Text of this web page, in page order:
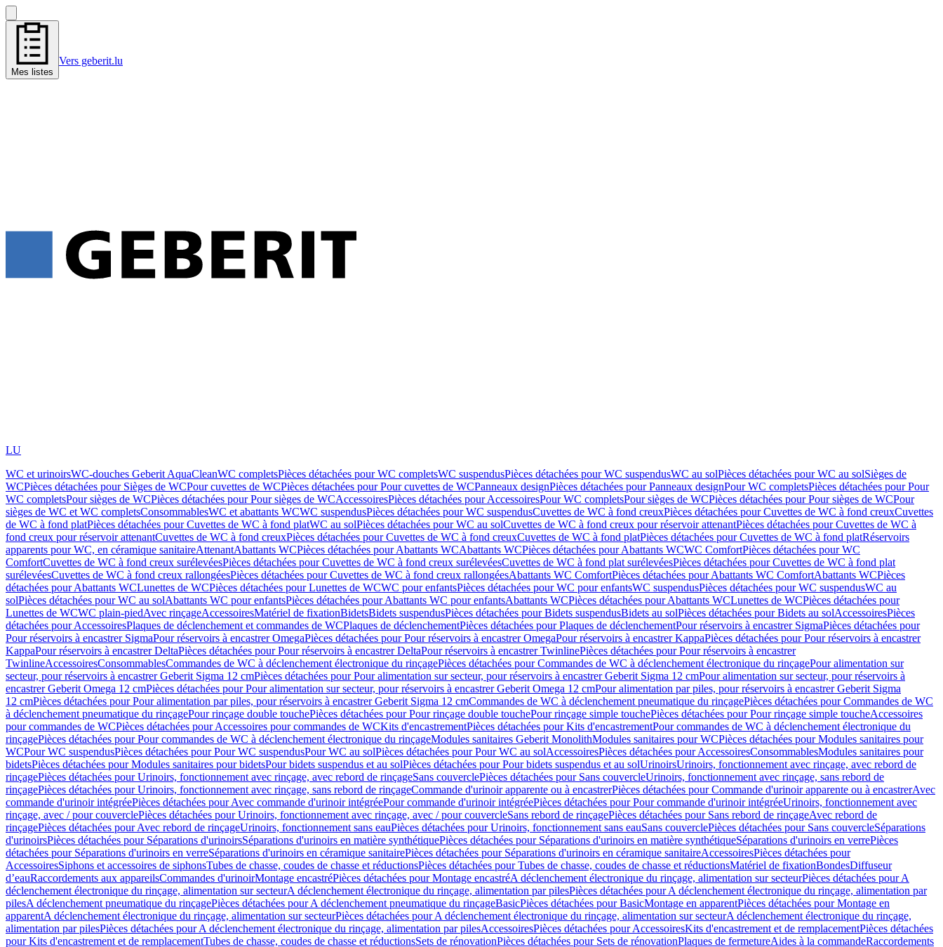
Mes listes
Vers geberit.lu
LU
WC et urinoirsWC-douches Geberit AquaCleanWC completsPièces détachées pour WC completsWC suspendusPièces détachées pour WC suspendusWC au solPièces détachées pour WC au solSièges de
WCPièces détachées pour Sièges de WCPour cuvettes de WCPièces détachées pour Pour cuvettes de WCPanneaux designPièces détachées pour Panneaux designPour WC completsPièces détachées pour Pour
WC completsPour sièges de WCPièces détachées pour Pour sièges de WCAccessoiresPièces détachées pour AccessoiresPour WC completsPour sièges de WCPièces détachées pour Pour sièges de WCPour
sièges de WC et WC completsConsommablesWC et abattants WCWC suspendusPièces détachées pour WC suspendusCuvettes de WC à fond creuxPièces détachées pour Cuvettes de WC à fond creuxCuvettes
de WC à fond platPièces détachées pour Cuvettes de WC à fond platWC au solPièces détachées pour WC au solCuvettes de WC à fond creux pour réservoir attenantPièces détachées pour Cuvettes de WC à
fond creux pour réservoir attenantCuvettes de WC à fond creuxPièces détachées pour Cuvettes de WC à fond creuxCuvettes de WC à fond platPièces détachées pour Cuvettes de WC à fond platRéservoirs
apparents pour WC, en céramique sanitaireAttenantAbattants WCPièces détachées pour Abattants WCAbattants WCPièces détachées pour Abattants WCWC ComfortPièces détachées pour WC
ComfortCuvettes de WC à fond creux surélevéesPièces détachées pour Cuvettes de WC à fond creux surélevéesCuvettes de WC à fond plat surélevéesPièces détachées pour Cuvettes de WC à fond plat
surélevéesCuvettes de WC à fond creux rallongéesPièces détachées pour Cuvettes de WC à fond creux rallongéesAbattants WC ComfortPièces détachées pour Abattants WC ComfortAbattants WCPièces
détachées pour Abattants WCLunettes de WCPièces détachées pour Lunettes de WCWC pour enfantsPièces détachées pour WC pour enfantsWC suspendusPièces détachées pour WC suspendusWC au
solPièces détachées pour WC au solAbattants WC pour enfantsPièces détachées pour Abattants WC pour enfantsAbattants WCPièces détachées pour Abattants WCLunettes de WCPièces détachées pour
Lunettes de WCWC plain-piedAvec rinçageAccessoiresMatériel de fixationBidetsBidets suspendusPièces détachées pour Bidets suspendusBidets au solPièces détachées pour Bidets au solAccessoiresPièces
détachées pour AccessoiresPlaques de déclenchement et commandes de WCPlaques de déclenchementPièces détachées pour Plaques de déclenchementPour réservoirs à encastrer SigmaPièces détachées pour
Pour réservoirs à encastrer SigmaPour réservoirs à encastrer OmegaPièces détachées pour Pour réservoirs à encastrer OmegaPour réservoirs à encastrer KappaPièces détachées pour Pour réservoirs à encastrer
KappaPour réservoirs à encastrer DeltaPièces détachées pour Pour réservoirs à encastrer DeltaPour réservoirs à encastrer TwinlinePièces détachées pour Pour réservoirs à encastrer
TwinlineAccessoiresConsommablesCommandes de WC à déclenchement électronique du rinçagePièces détachées pour Commandes de WC à déclenchement électronique du rinçagePour alimentation sur
secteur, pour réservoirs à encastrer Geberit Sigma 12 cmPièces détachées pour Pour alimentation sur secteur, pour réservoirs à encastrer Geberit Sigma 12 cmPour alimentation sur secteur, pour réservoirs à
encastrer Geberit Omega 12 cmPièces détachées pour Pour alimentation sur secteur, pour réservoirs à encastrer Geberit Omega 12 cmPour alimentation par piles, pour réservoirs à encastrer Geberit Sigma
12 cmPièces détachées pour Pour alimentation par piles, pour réservoirs à encastrer Geberit Sigma 12 cmCommandes de WC à déclenchement pneumatique du rinçagePièces détachées pour Commandes de WC
à déclenchement pneumatique du rinçagePour rinçage double touchePièces détachées pour Pour rinçage double touchePour rinçage simple touchePièces détachées pour Pour rinçage simple toucheAccessoires
pour commandes de WCPièces détachées pour Accessoires pour commandes de WCKits d'encastrementPièces détachées pour Kits d'encastrementPour commandes de WC à déclenchement électronique du
rinçagePièces détachées pour Pour commandes de WC à déclenchement électronique du rinçageModules sanitaires Geberit MonolithModules sanitaires pour WCPièces détachées pour Modules sanitaires pour
WCPour WC suspendusPièces détachées pour Pour WC suspendusPour WC au solPièces détachées pour Pour WC au solAccessoiresPièces détachées pour AccessoiresConsommablesModules sanitaires pour
bidetsPièces détachées pour Modules sanitaires pour bidetsPour bidets suspendus et au solPièces détachées pour Pour bidets suspendus et au solUrinoirsUrinoirs, fonctionnement avec rinçage, avec rebord de
rinçagePièces détachées pour Urinoirs, fonctionnement avec rinçage, avec rebord de rinçageSans couverclePièces détachées pour Sans couvercleUrinoirs, fonctionnement avec rinçage, sans rebord de
rinçagePièces détachées pour Urinoirs, fonctionnement avec rinçage, sans rebord de rinçageCommande d'urinoir apparente ou à encastrerPièces détachées pour Commande d'urinoir apparente ou à encastrerAvec
commande d'urinoir intégréePièces détachées pour Avec commande d'urinoir intégréePour commande d'urinoir intégréePièces détachées pour Pour commande d'urinoir intégréeUrinoirs, fonctionnement avec
rinçage, avec / pour couverclePièces détachées pour Urinoirs, fonctionnement avec rinçage, avec / pour couvercleSans rebord de rinçagePièces détachées pour Sans rebord de rinçageAvec rebord de
rinçagePièces détachées pour Avec rebord de rinçageUrinoirs, fonctionnement sans eauPièces détachées pour Urinoirs, fonctionnement sans eauSans couverclePièces détachées pour Sans couvercleSéparations
d'urinoirsPièces détachées pour Séparations d'urinoirsSéparations d'urinoirs en matière synthétiquePièces détachées pour Séparations d'urinoirs en matière synthétiqueSéparations d'urinoirs en verrePièces
détachées pour Séparations d'urinoirs en verreSéparations d'urinoirs en céramique sanitairePièces détachées pour Séparations d'urinoirs en céramique sanitaireAccessoiresPièces détachées pour
AccessoiresSiphons et accessoires de siphonsTubes de chasse, coudes de chasse et réductionsPièces détachées pour Tubes de chasse, coudes de chasse et réductionsMatériel de fixationBondesDiffuseur
d’eauRaccordements aux appareilsCommandes d'urinoirMontage encastréPièces détachées pour Montage encastréA déclenchement électronique du rinçage, alimentation sur secteurPièces détachées pour A
déclenchement électronique du rinçage, alimentation sur secteurA déclenchement électronique du rinçage, alimentation par pilesPièces détachées pour A déclenchement électronique du rinçage, alimentation par
pilesA déclenchement pneumatique du rinçagePièces détachées pour A déclenchement pneumatique du rinçageBasicPièces détachées pour BasicMontage en apparentPièces détachées pour Montage en
apparentA déclenchement électronique du rinçage, alimentation sur secteurPièces détachées pour A déclenchement électronique du rinçage, alimentation sur secteurA déclenchement électronique du rinçage,
alimentation par pilesPièces détachées pour A déclenchement électronique du rinçage, alimentation par pilesAccessoiresPièces détachées pour AccessoiresKits d'encastrement et de remplacementPièces détachées
pour Kits d'encastrement et de remplacementTubes de chasse, coudes de chasse et réductionsSets de rénovationPièces détachées pour Sets de rénovationPlaques de fermetureAides à la commandeRaccordements